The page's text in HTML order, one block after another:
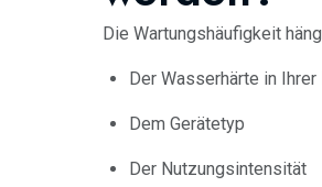
Die Wartungshäufigkeit
Der Wasserhärte in Ihrer
Dem Gerätetyp
Der Nutzungsintensität